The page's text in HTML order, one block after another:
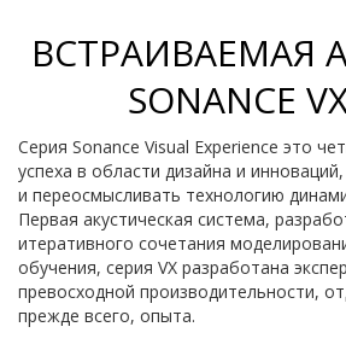
ВСТРАИВАЕМАЯ
SONANCE
Серия Sonance Visual Experience это
успеха в области дизайна и
и переосмысливать технологию
Первая акустическая система,
итеративного сочетания
обучения, серия VX разработана
превосходной производительности,
прежде всего, опыта.